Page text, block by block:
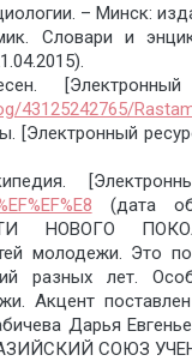
– Минск:
Словари и
43125242765/
[Электронный
(дата
НОВОГО
молодежи. Это
разных лет.
Акцент
Дарья
СОЮЗ